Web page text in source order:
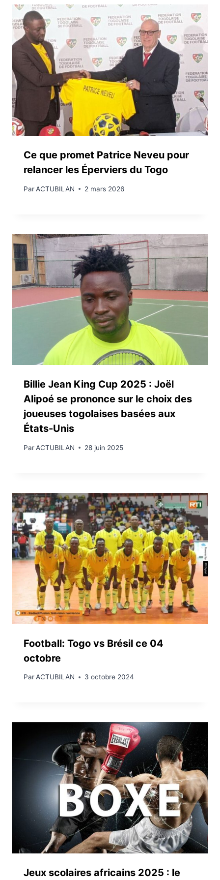
Ce que promet Patrice Neveu pour
relancer les Éperviers du Togo
ParACTUBILAN 2 mars 2026
Billie Jean King Cup 2025 : Joël
Alipoé se prononce sur le choix des
joueuses togolaises basées aux
États-Unis
ParACTUBILAN 28 juin 2025
Football: Togo vs Brésil ce 04
octobre
ParACTUBILAN 3 octobre 2024
Jeux scolaires africains 2025 : le